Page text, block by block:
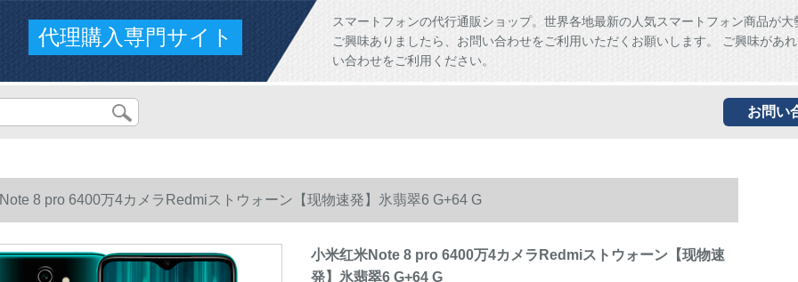
代理購入専門サイト
スマートフォンの代行通販ショップ。世界各地最新の人気スマートフォン商品が大
ご興味ありましたら、お問い合わせをご利用いただくお願いします。 ご興味があ
い合わせをご利用ください。
お問い
8 pro 6400万4カメラRedmiストウォーン【现物速発】氷翡翠6 G+64 G
小米红米Note 8 pro 6400万4カメラRedmiストウォーン【现物速
発】氷翡翠6 G+64 G